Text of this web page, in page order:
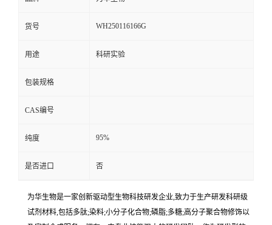
货号 WH250116166G
用途 科研实验
包装规格
CAS编号
纯度 95%
是否进口 否
为华生物是一家创新驱动型生物科技研发企业,致力于生产研发科研级
试剂材料,包括多肽;染料;小分子化合物;磷脂;多糖;高分子聚合物修饰以